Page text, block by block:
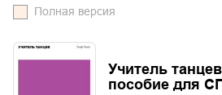
Полная версия
Учитель
пособие для